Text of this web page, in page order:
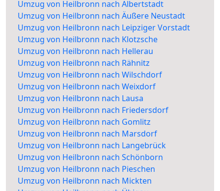
Umzug von Heilbronn nach Albertstadt
Umzug von Heilbronn nach Äußere Neustadt
Umzug von Heilbronn nach Leipziger Vorstadt
Umzug von Heilbronn nach Klotzsche
Umzug von Heilbronn nach Hellerau
Umzug von Heilbronn nach Rähnitz
Umzug von Heilbronn nach Wilschdorf
Umzug von Heilbronn nach Weixdorf
Umzug von Heilbronn nach Lausa
Umzug von Heilbronn nach Friedersdorf
Umzug von Heilbronn nach Gomlitz
Umzug von Heilbronn nach Marsdorf
Umzug von Heilbronn nach Langebrück
Umzug von Heilbronn nach Schönborn
Umzug von Heilbronn nach Pieschen
Umzug von Heilbronn nach Mickten